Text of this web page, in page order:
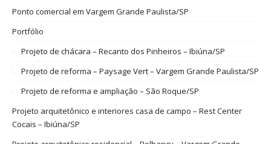
Ponto comercial em Vargem Grande Paulista/SP
Portfólio
Projeto de chácara – Recanto dos Pinheiros – Ibiúna/SP
Projeto de reforma – Paysage Vert – Vargem Grande Paulista/SP
Projeto de reforma e ampliação – São Roque/SP
Projeto arquitetônico e interiores casa de campo – Rest Center
Cocais – Ibiúna/SP